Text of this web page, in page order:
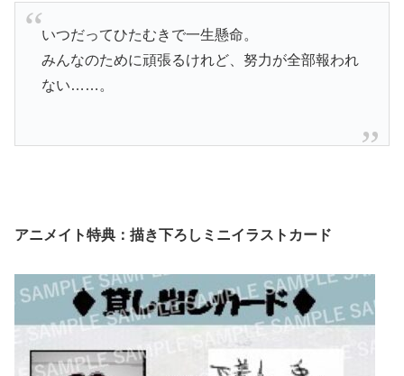
いつだってひたむきで一生懸命。
みんなのために頑張るけれど、努力が全部報われ
ない……。
アニメイト特典：描き下ろしミニイラストカード